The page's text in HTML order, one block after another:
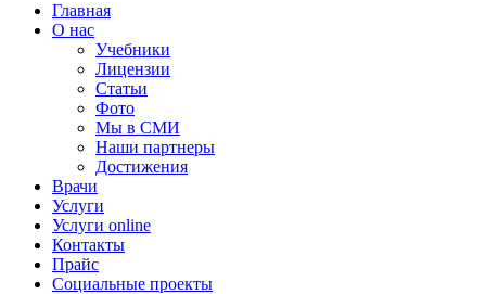
Главная
О нас
Учебники
Лицензии
Статьи
Фото
Мы в СМИ
Наши партнеры
Достижения
Врачи
Услуги
Услуги online
Контакты
Прайс
Социальные проекты